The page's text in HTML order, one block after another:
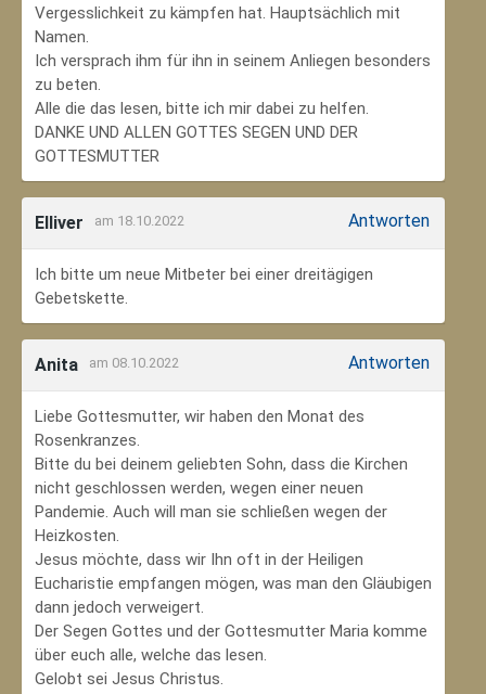
Vergesslichkeit zu kämpfen hat. Hauptsächlich mit
Namen.
Ich versprach ihm für ihn in seinem Anliegen besonders
zu beten.
Alle die das lesen, bitte ich mir dabei zu helfen.
DANKE UND ALLEN GOTTES SEGEN UND DER
GOTTESMUTTER
Elliver am 18.10.2022 Antworten
Ich bitte um neue Mitbeter bei einer dreitägigen
Gebetskette.
Anita am 08.10.2022 Antworten
Liebe Gottesmutter, wir haben den Monat des
Rosenkranzes.
Bitte du bei deinem geliebten Sohn, dass die Kirchen
nicht geschlossen werden, wegen einer neuen
Pandemie. Auch will man sie schließen wegen der
Heizkosten.
Jesus möchte, dass wir Ihn oft in der Heiligen
Eucharistie empfangen mögen, was man den Gläubigen
dann jedoch verweigert.
Der Segen Gottes und der Gottesmutter Maria komme
über euch alle, welche das lesen.
Gelobt sei Jesus Christus.